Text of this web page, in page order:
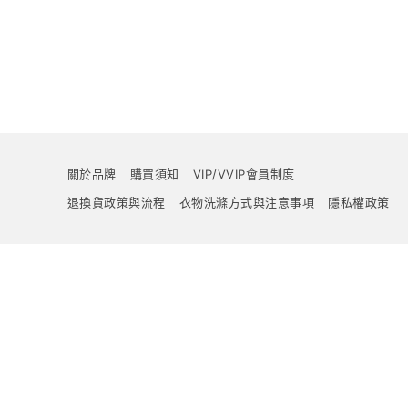
關於品牌 購買須知
VIP/VVIP會員制度
退換貨政策與流程
衣物洗滌方式與注意事項 隱私權政策